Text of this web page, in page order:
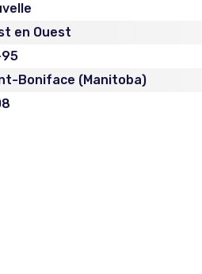
en Ouest
Boniface (Manitoba)